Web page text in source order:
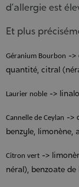
d’allergie est
Et plus
Géranium Bourbon ->
quantité, citral
Laurier noble ->
Cannelle de Ceylan ->
benzyle, limonène,
Citron vert ->
néral), benzoate de